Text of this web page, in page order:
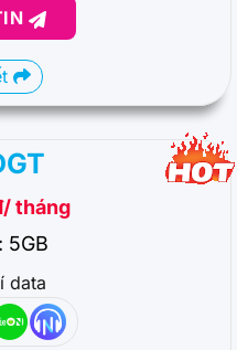
tháng
5GB
data